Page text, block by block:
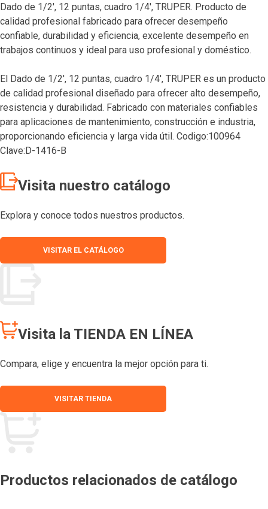
Dado de 1/2′, 12 puntas, cuadro 1/4′, TRUPER. Producto de
calidad profesional fabricado para ofrecer desempeño
confiable, durabilidad y eficiencia, excelente desempeño en
trabajos continuos y ideal para uso profesional y doméstico.
El Dado de 1/2′, 12 puntas, cuadro 1/4′, TRUPER es un producto
de calidad profesional diseñado para ofrecer alto desempeño,
resistencia y durabilidad. Fabricado con materiales confiables
para aplicaciones de mantenimiento, construcción e industria,
proporcionando eficiencia y larga vida útil. Codigo:100964
Clave:D-1416-B
Visita nuestro catálogo
Explora y conoce todos nuestros productos.
VISITAR EL CATÁLOGO
Visita la TIENDA EN LÍNEA
Compara, elige y encuentra la mejor opción para ti.
VISITAR TIENDA
Productos relacionados de catálogo